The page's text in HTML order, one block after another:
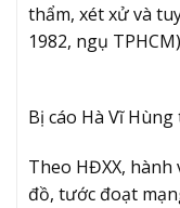
thẩm, xét xử và
1982, ngụ
Bị cáo Hà Vĩ
Theo HĐXX, hành
đồ, tước đoạt